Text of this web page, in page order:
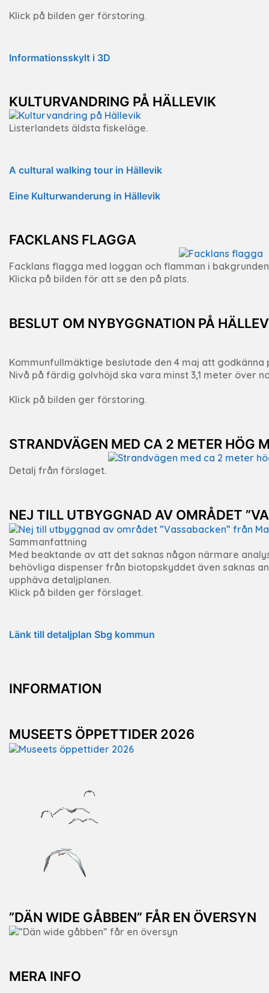
Klick på bilden ger förstoring.
Informationsskylt i 3D
KULTURVANDRING PÅ HÄLLEVIK
Listerlandets äldsta fiskeläge.
A cultural walking tour in Hällevik
Eine Kulturwanderung in Hällevik
FACKLANS FLAGGA
Facklans flagga med loggan och flamman i
Klicka på bilden för att se den på plats.
BESLUT OM NYBYGGNATION PÅ
Kommunfullmäktige beslutade den 4 maj att
Nivå på färdig golvhöjd ska vara minst 3,1 meter över
Klick på bilden ger förstoring.
STRANDVÄGEN MED CA 2 METER HÖG
Detalj från förslaget.
NEJ TILL UTBYGGNAD AV OMRÅDET
Sammanfattning
Med beaktande av att det saknas någon närmare
behövliga dispenser från biotopskyddet även saknas
upphäva detaljplanen.
Klick på bilden ger förslaget.
Länk till detaljplan Sbg kommun
INFORMATION
MUSEETS ÖPPETTIDER 2026
”DÄN WIDE GÅBBEN” FÅR EN ÖVERSYN
MERA INFO